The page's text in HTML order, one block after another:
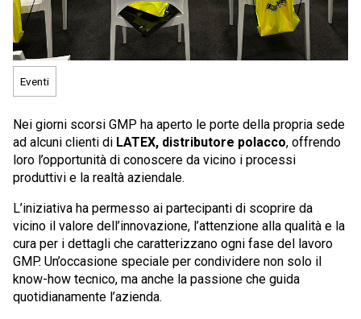
Eventi
Nei giorni scorsi GMP ha aperto le porte della propria sede
ad alcuni clienti di LATEX, distributore polacco, offrendo
loro l’opportunità di conoscere da vicino i processi
produttivi e la realtà aziendale.
L’iniziativa ha permesso ai partecipanti di scoprire da
vicino il valore dell’innovazione, l’attenzione alla qualità e la
cura per i dettagli che caratterizzano ogni fase del lavoro
GMP. Un’occasione speciale per condividere non solo il
know-how tecnico, ma anche la passione che guida
quotidianamente l’azienda.